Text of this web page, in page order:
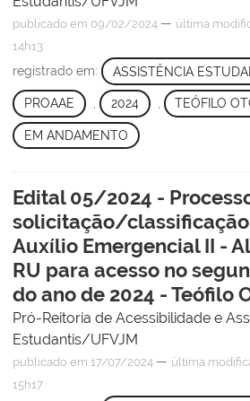
publicado em 09/02/2024 — última
14h13
registrado em: ASSISTÊNCIA
PROAAE , 2024 , TEÓFILO
EM ANDAMENTO
Edital 05/2024 -
solicitação/
Auxílio Emergencial II -
RU para acesso no
do ano de 2024 - Teófilo
Pró-Reitoria de Acessibilidade e
Estudantis/UFVJM
publicado em 17/07/2024 — última
15h17